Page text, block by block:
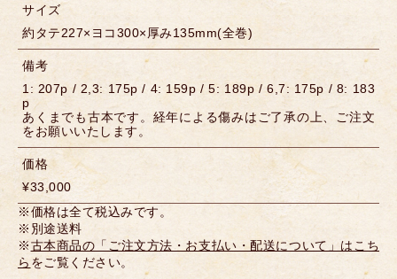
サイズ
約タテ227×ヨコ300×厚み135mm(全巻)
備考
1: 207p / 2,3: 175p / 4: 159p / 5: 189p / 6,7: 175p / 8: 183
p
あくまでも古本です。経年による傷みはご了承の上、ご注文
をお願いいたします。
価格
¥33,000
※価格は全て税込みです。
※別途送料
※古本商品の「ご注文方法・お支払い・配送について」はこち
ら をご覧ください。